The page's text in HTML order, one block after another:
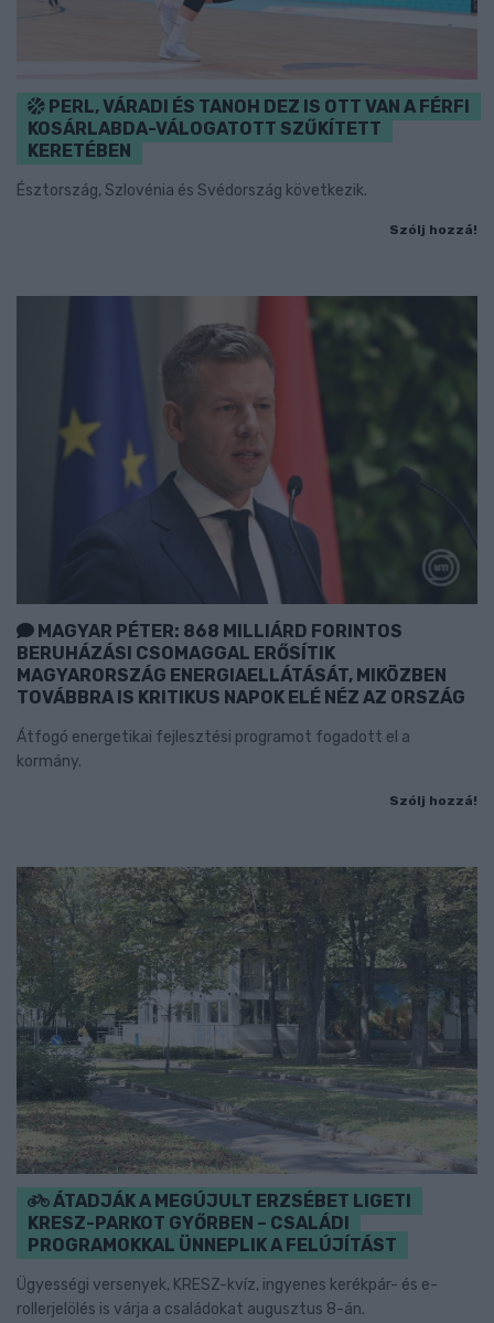
PERL, VÁRADI ÉS TANOH DEZ IS OTT VAN A FÉRFI
KOSÁRLABDA-VÁLOGATOTT SZŰKÍTETT
KERETÉBEN
Észtország, Szlovénia és Svédország következik.
Szólj hozzá!
MAGYAR PÉTER: 868 MILLIÁRD FORINTOS
BERUHÁZÁSI CSOMAGGAL ERŐSÍTIK
MAGYARORSZÁG ENERGIAELLÁTÁSÁT, MIKÖZBEN
TOVÁBBRA IS KRITIKUS NAPOK ELÉ NÉZ AZ ORSZÁG
Átfogó energetikai fejlesztési programot fogadott el a
kormány.
Szólj hozzá!
ÁTADJÁK A MEGÚJULT ERZSÉBET LIGETI
KRESZ-PARKOT GYŐRBEN – CSALÁDI
PROGRAMOKKAL ÜNNEPLIK A FELÚJÍTÁST
Ügyességi versenyek, KRESZ-kvíz, ingyenes kerékpár- és e-
rollerjelölés is várja a családokat augusztus 8-án.